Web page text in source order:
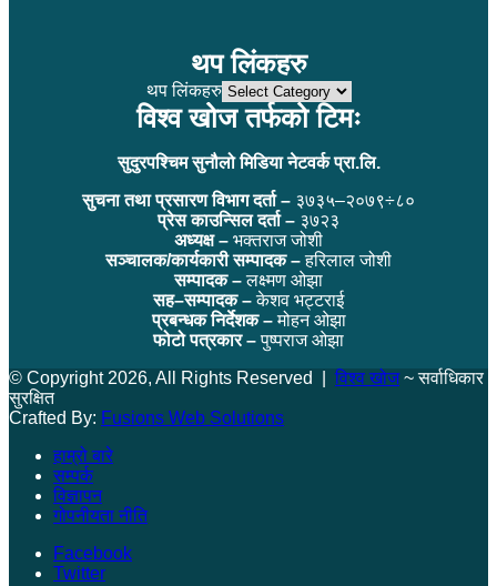
थप लिंकहरु
थप लिंकहरु
विश्व खोज तर्फको टिमः
सुदुरपश्चिम सुनौलो मिडिया नेटवर्क प्रा.लि.
सुचना तथा प्रसारण विभाग दर्ता – ३७३५–२०७९÷८०
प्रेस काउन्सिल दर्ता – ३७२३
अध्यक्ष – भक्तराज जोशी
सञ्चालक/कार्यकारी सम्पादक –हरिलाल जोशी
सम्पादक –लक्ष्मण ओझा
सह–सम्पादक –केशव भट्टराई
प्रबन्धक निर्देशक –मोहन ओझा
फोटो पत्रकार –पुष्पराज ओझा
© Copyright 2026, All Rights Reserved | विश्व खोज~ सर्वाधिकार
सुरक्षित
Crafted By: Fusions Web Solutions
हाम्रो बारे
सम्पर्क
विज्ञापन
गोपनीयता नीति
Facebook
Twitter